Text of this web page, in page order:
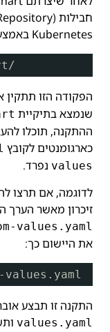
Kubernetes באמצעות הפקודה הבאה:
הפקודה הזו תתקין
שנמצא בתיקיית
ההתקנה, תוכלו
כארגומנטים לקובץ
values נפרד.
לדוגמה, אם תרצו
זיכרון מאשר הערך
values.yaml
את היישום כך:
values.yaml
התקנה זו תבצע
values.yaml